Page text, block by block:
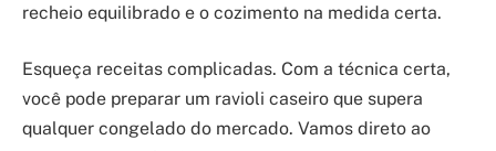
recheio equilibrado e o cozimento na medida certa.
Esqueça receitas complicadas. Com a técnica certa,
você pode preparar um ravioli caseiro que supera
qualquer congelado do mercado. Vamos direto ao